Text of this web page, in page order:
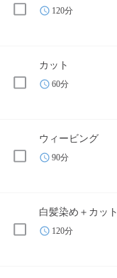
120分
カット
60分
ウィービング
90分
白髪染め＋カット
120分